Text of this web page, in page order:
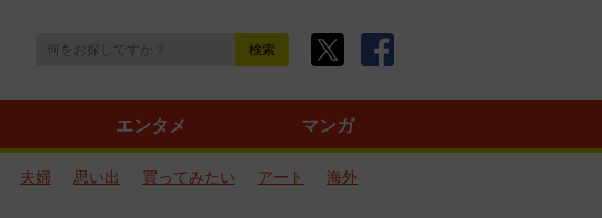
エンタメ マンガ
夫婦 思い出 買ってみたい アート
海外